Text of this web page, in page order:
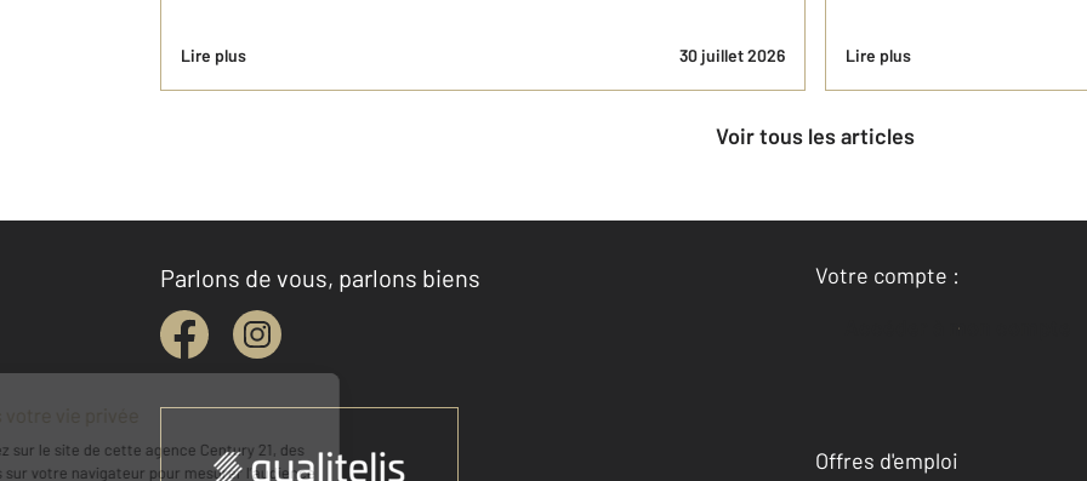
Lire plus 30 juillet 2026 Lire plus
Voir tous les articles
Parlons de vous, parlons biens
Votre compte :
Accéder à mon compte
Offres d'emploi